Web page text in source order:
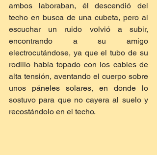
ambos laboraban, él descendió del
techo en busca de una cubeta, pero al
escuchar un ruido volvió a subir,
encontrando a su amigo
electrocutándose, ya que el tubo de su
rodillo había topado con los cables de
alta tensión, aventando el cuerpo sobre
unos páneles solares, en donde lo
sostuvo para que no cayera al suelo y
recostándolo en el techo.